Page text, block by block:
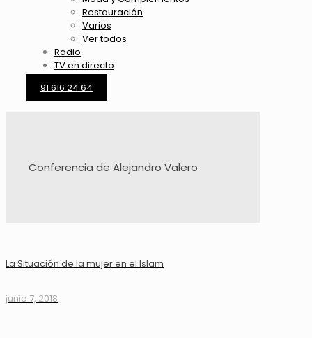
Restauración
Varios
Ver todos
Radio
TV en directo
91 616 24 64
Conferencia de Alejandro Valero
La Situación de la mujer en el Islam
junio 7, 2018